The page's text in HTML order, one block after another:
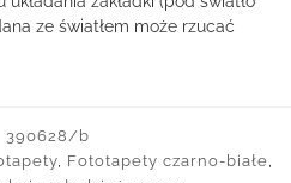
ze światłem może rzucać
390628/b
, Fototapety czarno-białe,